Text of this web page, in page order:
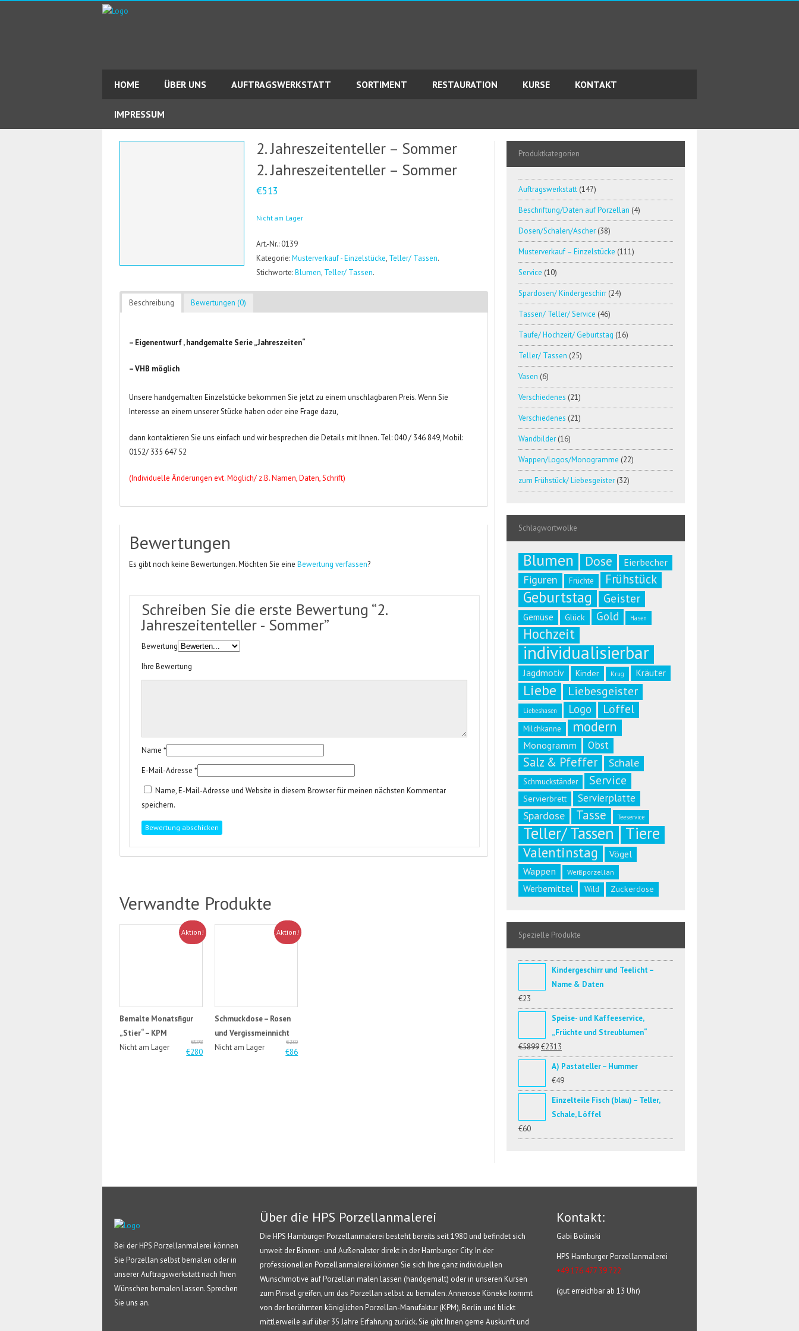
HOME ÜBER UNS AUFTRAGSWERKSTATT SORTIMENT RESTAURATION KURSE KONTAKT
IMPRESSUM
2. Jahreszeitenteller – Sommer
2. Jahreszeitenteller – Sommer
€513
Nicht am Lager
Art.-Nr.: 0139
Kategorie:Musterverkauf - Einzelstücke, Teller/ Tassen.
Stichworte:Blumen, Teller/ Tassen.
Beschreibung Bewertungen (0)
– Eigenentwurf , handgemalte Serie „Jahreszeiten“
– VHB möglich
Unsere handgemalten Einzelstücke bekommen Sie jetzt zu einem unschlagbaren Preis. Wenn Sie
Interesse an einem unserer Stücke haben oder eine Frage dazu,
dann kontaktieren Sie uns einfach und wir besprechen die Details mit Ihnen. Tel: 040 / 346 849, Mobil:
0152/ 335 647 52
(Individuelle Änderungen evt. Möglich/ z.B. Namen, Daten, Schrift)
Bewertungen
Es gibt noch keine Bewertungen. Möchten Sie eineBewertung verfassen?
Schreiben Sie die erste Bewertung “2.
Jahreszeitenteller - Sommer”
Bewertung
Ihre Bewertung
Name *
E-Mail-Adresse *
Name, E-Mail-Adresse und Website in diesem Browser für meinen nächsten Kommentar
speichern.
Verwandte Produkte
Aktion!
Bemalte Monatsfigur
„Stier“ – KPM
€598
€280
Nicht am Lager
Aktion!
Schmuckdose – Rosen
und Vergissmeinnicht
€230
€86
Nicht am Lager
Produktkategorien
Auftragswerkstatt (147)
Beschriftung/Daten auf Porzellan (4)
Dosen/Schalen/Ascher (38)
Musterverkauf – Einzelstücke (111)
Service (10)
Spardosen/ Kindergeschirr (24)
Tassen/ Teller/ Service (46)
Taufe/ Hochzeit/ Geburtstag (16)
Teller/ Tassen (25)
Vasen (6)
Verschiedenes (21)
Verschiedenes (21)
Wandbilder (16)
Wappen/Logos/Monogramme (22)
zum Frühstück/ Liebesgeister (32)
Schlagwortwolke
Blumen Dose Eierbecher
Figuren Früchte Frühstück
Geburtstag Geister
Gemüse Glück Gold Hasen
Hochzeit
individualisierbar
Jagdmotiv Kinder Krug Kräuter
Liebe Liebesgeister
Liebeshasen Logo Löffel
Milchkanne modern
Monogramm Obst
Salz & Pfeffer Schale
Schmuckständer Service
Servierbrett Servierplatte
Spardose Tasse Teeservice
Teller/ Tassen Tiere
Valentinstag
Vögel
Wappen
Weißporzellan
Werbemittel Wild Zuckerdose
Spezielle Produkte
Kindergeschirr und Teelicht –
Name & Daten
€23
Speise- und Kaffeeservice,
„Früchte und Streublumen“
€5899€2313
A) Pastateller – Hummer
€49
Einzelteile Fisch (blau) – Teller,
Schale, Löffel
€60
Bei der HPS Porzellanmalerei können
Sie Porzellan selbst bemalen oder in
unserer Auftragswerkstatt nach Ihren
Wünschen bemalen lassen. Sprechen
Sie uns an.
Über die HPS Porzellanmalerei
Die HPS Hamburger Porzellanmalerei besteht bereits seit 1980 und befindet sich
unweit der Binnen- und Außenalster direkt in der Hamburger City. In der
professionellen Porzellanmalerei können Sie sich Ihre ganz individuellen
Wunschmotive auf Porzellan malen lassen (handgemalt) oder in unseren Kursen
zum Pinsel greifen, um das Porzellan selbst zu bemalen. Annerose Köneke kommt
von der berühmten königlichen Porzellan-Manufaktur (KPM), Berlin und blickt
mittlerweile auf über 35 Jahre Erfahrung zurück. Sie gibt Ihnen gerne Auskunft und
Kontakt:
Gabi Bolinski
HPS Hamburger Porzellanmalerei
+49 176 477 39 722
(gut erreichbar ab 13 Uhr)